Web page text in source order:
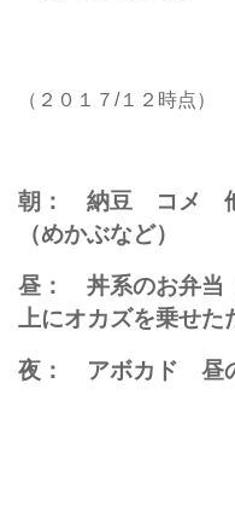
（２０１７/１２時点）
朝： 納豆 コメ 他
（めかぶなど）
昼： 丼系のお弁当
上にオカズを乗せた
夜： アボカド 昼